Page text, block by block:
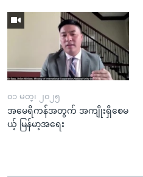
၀၁ မတ္၊ ၂၀၂၅
အမေရိကန်အတွက် အကျိုးရှိစေမ
ယ့် မြန်မာ့အရေး